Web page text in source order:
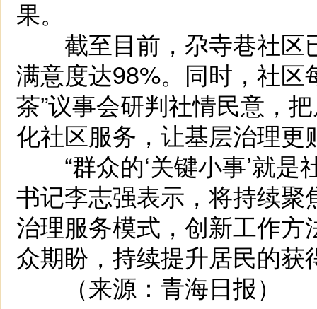
果。
截至目前，尕寺巷社区
满意度达98%。同时，社区
茶”议事会研判社情民意，
化社区服务，让基层治理更
“群众的‘关键小事’就是
书记李志强表示，将持续
治理服务模式，创新工作
众期盼，持续提升居民的
（来源：青海日报）